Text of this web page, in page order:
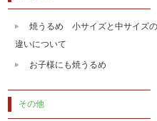
焼うるめ 小サイズと中サイズの
違いについて
お子様にも焼うるめ
その他